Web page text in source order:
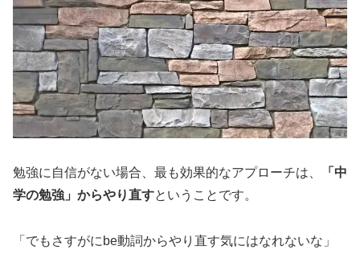
勉強に自信がない場合、最も効果的なアプローチは、
「中
学の勉強」からやり直すということです。
「でもさすがにbe動詞からやり直す気にはなれないな」